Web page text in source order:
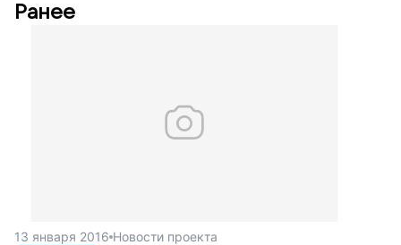
Ранее
13 января 2016 Новости проекта